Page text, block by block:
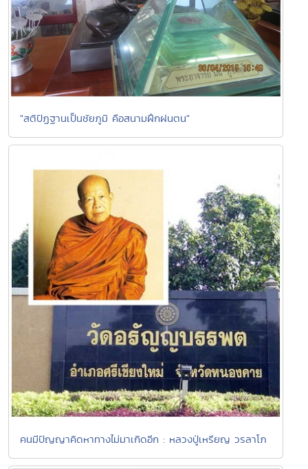
"สติปัฏฐานเป็นชัยภูมิ คือสนามฝึกฝนตน"
คนมีปัญญาคิดหาทางไม่มาเกิดอีก : หลวงปู่เหรียญ วรลาโภ